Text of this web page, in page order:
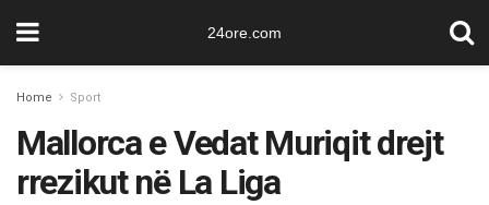
24ore.com
Home Sport
Mallorca e Vedat Muriqit drejt
rrezikut në La Liga